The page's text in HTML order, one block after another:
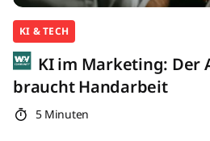
KI & TECH
KI im Marketing: Der
braucht Handarbeit
5 Minuten